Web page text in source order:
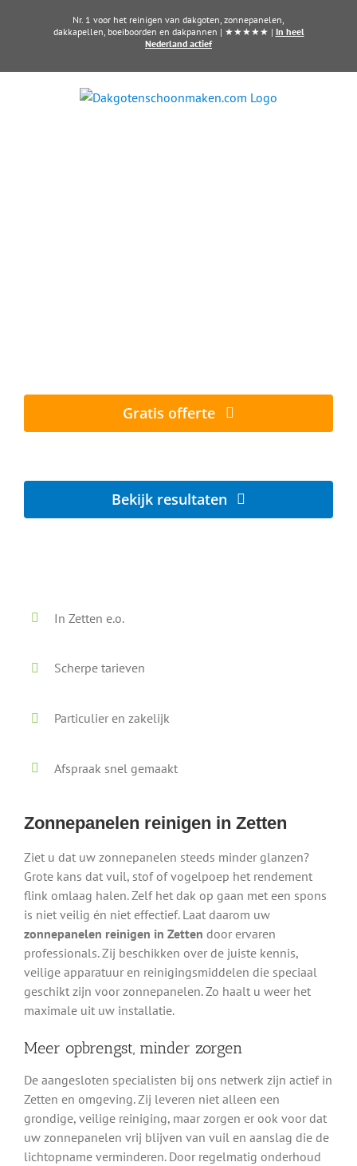
Nr. 1 voor het reinigen van dakgoten, zonnepanelen,
dakkapellen, boeiboorden en dakpannen | ★★★★★ | In heel
Nederland actief
Gratis offerte
Bekijk resultaten
In Zetten e.o.
Scherpe tarieven
Particulier en zakelijk
Afspraak snel gemaakt
Zonnepanelen reinigen in Zetten
Ziet u dat uw zonnepanelen steeds minder glanzen?
Grote kans dat vuil, stof of vogelpoep het rendement
flink omlaag halen. Zelf het dak op gaan met een spons
is niet veilig én niet effectief. Laat daarom uw
zonnepanelen reinigen in Zetten door ervaren
professionals. Zij beschikken over de juiste kennis,
veilige apparatuur en reinigingsmiddelen die speciaal
geschikt zijn voor zonnepanelen. Zo haalt u weer het
maximale uit uw installatie.
Meer opbrengst, minder zorgen
De aangesloten specialisten bij ons netwerk zijn actief in
Zetten en omgeving. Zij leveren niet alleen een
grondige, veilige reiniging, maar zorgen er ook voor dat
uw zonnepanelen vrij blijven van vuil en aanslag die de
lichtopname verminderen. Door regelmatig onderhoud